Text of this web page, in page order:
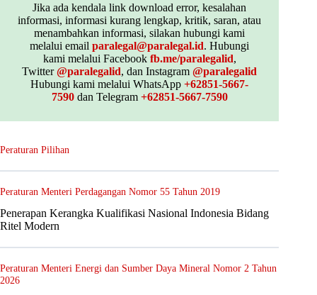
Jika ada kendala link download error, kesalahan
informasi, informasi kurang lengkap, kritik, saran, atau
menambahkan informasi, silakan hubungi kami
melalui emailparalegal@paralegal.id. Hubungi
kami melalui Facebook fb.me/paralegalid,
Twitter@paralegalid, dan Instagram@paralegalid
Hubungi kami melalui WhatsApp+62851-5667-
7590dan Telegram +62851-5667-7590
Peraturan Pilihan
Peraturan Menteri Perdagangan Nomor 55 Tahun 2019
Penerapan Kerangka Kualifikasi Nasional Indonesia Bidang
Ritel Modern
Peraturan Menteri Energi dan Sumber Daya Mineral Nomor 2 Tahun
2026